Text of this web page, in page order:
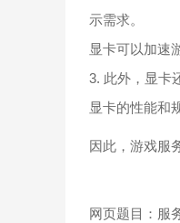
示需求。
显卡可以加速
3. 此外，显卡
显卡的性能和
因此，游戏服
网页题目：服